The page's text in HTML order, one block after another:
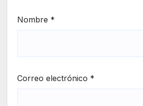
Nombre *
Correo electrónico *